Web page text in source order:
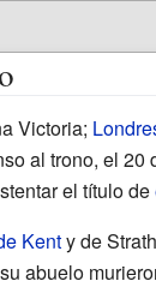
Victoria;
al trono, el 20
el título de
Kenty de
abuelo